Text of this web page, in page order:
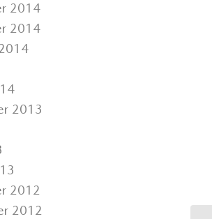
2014
2014
2013
2012
2012